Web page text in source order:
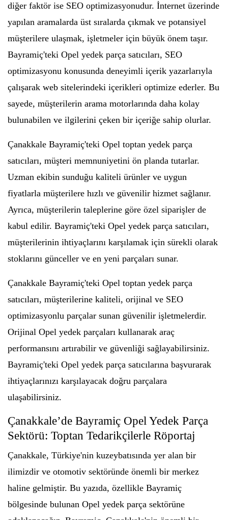
diğer faktör ise SEO optimizasyonudur. İnternet üzerinde
yapılan aramalarda üst sıralarda çıkmak ve potansiyel
müşterilere ulaşmak, işletmeler için büyük önem taşır.
Bayramiç'teki Opel yedek parça satıcıları, SEO
optimizasyonu konusunda deneyimli içerik yazarlarıyla
çalışarak web sitelerindeki içerikleri optimize ederler. Bu
sayede, müşterilerin arama motorlarında daha kolay
bulunabilen ve ilgilerini çeken bir içeriğe sahip olurlar.
Çanakkale Bayramiç'teki Opel toptan yedek parça
satıcıları, müşteri memnuniyetini ön planda tutarlar.
Uzman ekibin sunduğu kaliteli ürünler ve uygun
fiyatlarla müşterilere hızlı ve güvenilir hizmet sağlanır.
Ayrıca, müşterilerin taleplerine göre özel siparişler de
kabul edilir. Bayramiç'teki Opel yedek parça satıcıları,
müşterilerinin ihtiyaçlarını karşılamak için sürekli olarak
stoklarını günceller ve en yeni parçaları sunar.
Çanakkale Bayramiç'teki Opel toptan yedek parça
satıcıları, müşterilerine kaliteli, orijinal ve SEO
optimizasyonlu parçalar sunan güvenilir işletmelerdir.
Orijinal Opel yedek parçaları kullanarak araç
performansını artırabilir ve güvenliği sağlayabilirsiniz.
Bayramiç'teki Opel yedek parça satıcılarına başvurarak
ihtiyaçlarınızı karşılayacak doğru parçalara
ulaşabilirsiniz.
Çanakkale’de Bayramiç Opel Yedek Parça
Sektörü: Toptan Tedarikçilerle Röportaj
Çanakkale, Türkiye'nin kuzeybatısında yer alan bir
ilimizdir ve otomotiv sektöründe önemli bir merkez
haline gelmiştir. Bu yazıda, özellikle Bayramiç
bölgesinde bulunan Opel yedek parça sektörüne